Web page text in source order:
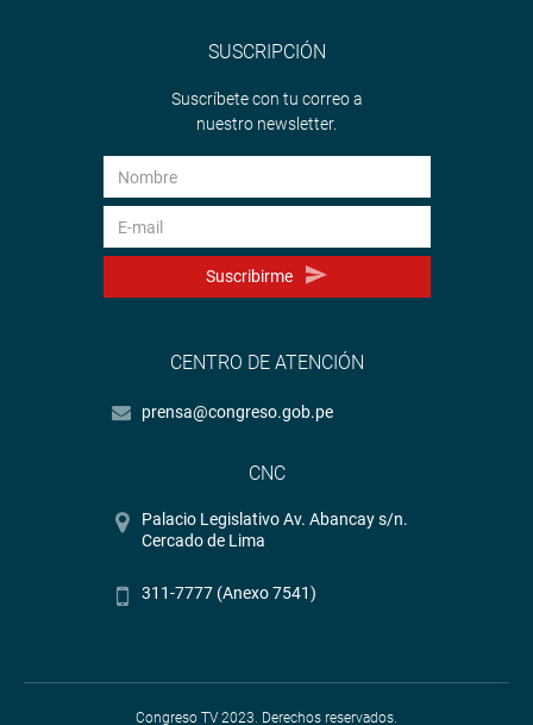
SUSCRIPCIÓN
Suscríbete con tu correo a
nuestro newsletter.
Suscribirme
CENTRO DE ATENCIÓN
prensa@congreso.gob.pe
CNC
Palacio Legislativo Av. Abancay s/n.
Cercado de Lima
311-7777 (Anexo 7541)
Congreso TV 2023. Derechos reservados.